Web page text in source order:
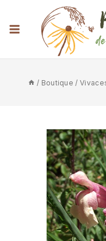
/ Boutique /